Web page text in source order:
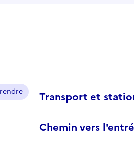
Transport et
Chemin vers